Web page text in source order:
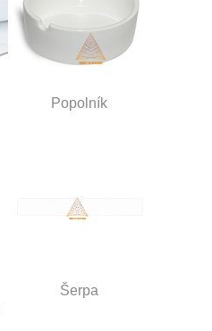
Popolník
Šerpa